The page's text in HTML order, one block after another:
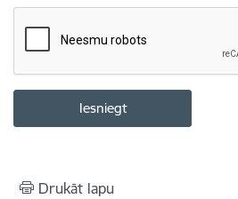
Drukāt lapu